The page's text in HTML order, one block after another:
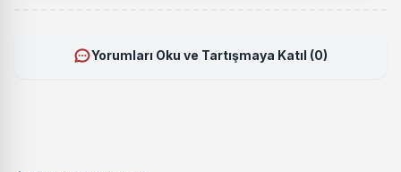
Yorumları Oku ve Tartışmaya Katıl (0)